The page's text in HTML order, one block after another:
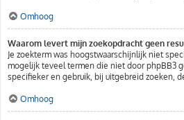
Omhoog
Waarom levert mijn zoekopdracht geen
Je zoekterm was hoogstwaarschijnlijk niet
mogelijk teveel termen die niet door phpBB3
specifieker en gebruik, bij uitgebreid zoeken,
Omhoog